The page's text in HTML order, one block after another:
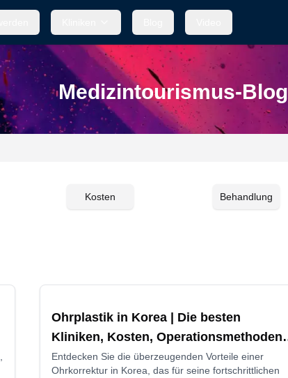
Medizintourismus-Blog
Kosten Behandlung
Ohrplastik in Korea | Die besten
Kliniken, Kosten, Operationsmethoden
und mehr
Entdecken Sie die überzeugenden Vorteile einer
Ohrkorrektur in Korea, das für seine fortschrittlichen